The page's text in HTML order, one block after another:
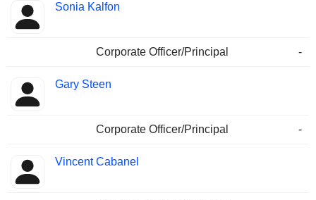
Sonia Kalfon
Corporate Officer/Principal -
Gary Steen
Corporate Officer/Principal -
Vincent Cabanel